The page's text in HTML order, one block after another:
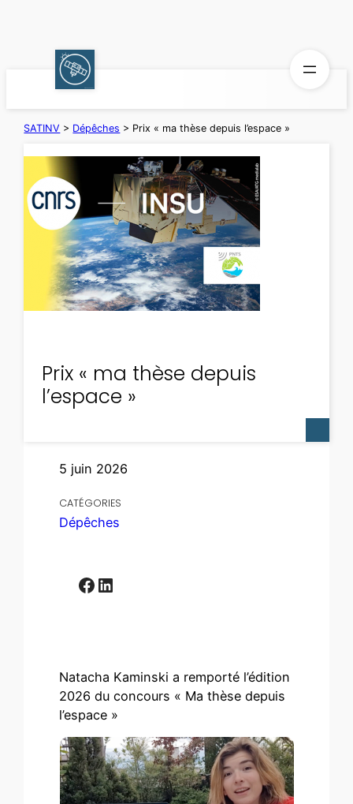
SATINV > Dépêches > Prix « ma thèse depuis l’espace »
Prix « ma thèse depuis
l’espace »
5 juin 2026
CATÉGORIES
Dépêches
Facebook LinkedIn
Natacha Kaminski a remporté l’édition
2026 du concours « Ma thèse depuis
l’espace »